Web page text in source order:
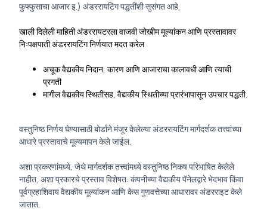
फुफ्फुसाचा आजार इ.) अंडररायटिंग पद्धतींशी सुसंगत आहे.
खाली दिलेली माहिती अंडररायटरला वाजवी जोखीम मूल्यांकन आणि प्रस्तावावर
निःपक्षपाती अंडररायटिंग निर्णयात मदत करेल
अचूक वैद्यकीय निदान, कारण आणि आजाराचा कालावधी आणि त्याची
प्रगती
मागील वैद्यकीय स्थितींसह, वैद्यकीय स्थितीच्या प्रारंभापासून उपचार पद्धती.
वस्तुनिष्ठ निर्णय घेण्यासाठी बोर्डाने मंजूर केलेल्या अंडररायटिंग मार्गदर्शक तत्त्वांच्या
आधारे प्रस्तावाचे मूल्यमापन केले जाईल.
अशा प्रकरणांमध्ये, जेथे मार्गदर्शक तत्त्वांमध्ये वस्तुनिष्ठ निकष परिभाषित केलेले
नाहीत, अशा प्रकारचे प्रस्ताव विशेषत: कंपनीच्या वैद्यकीय पॅनेलद्वारे भेदभाव किंवा
पूर्वग्रहाशिवाय वैद्यकीय मूल्यांकन आणि केस गुणवत्तेच्या आधारावर अंडरराइट केले
जातात.